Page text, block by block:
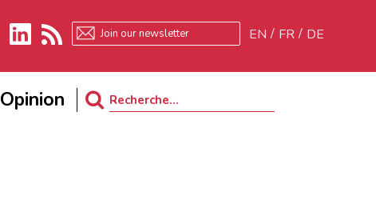
EN FR DE
Opinion
Search